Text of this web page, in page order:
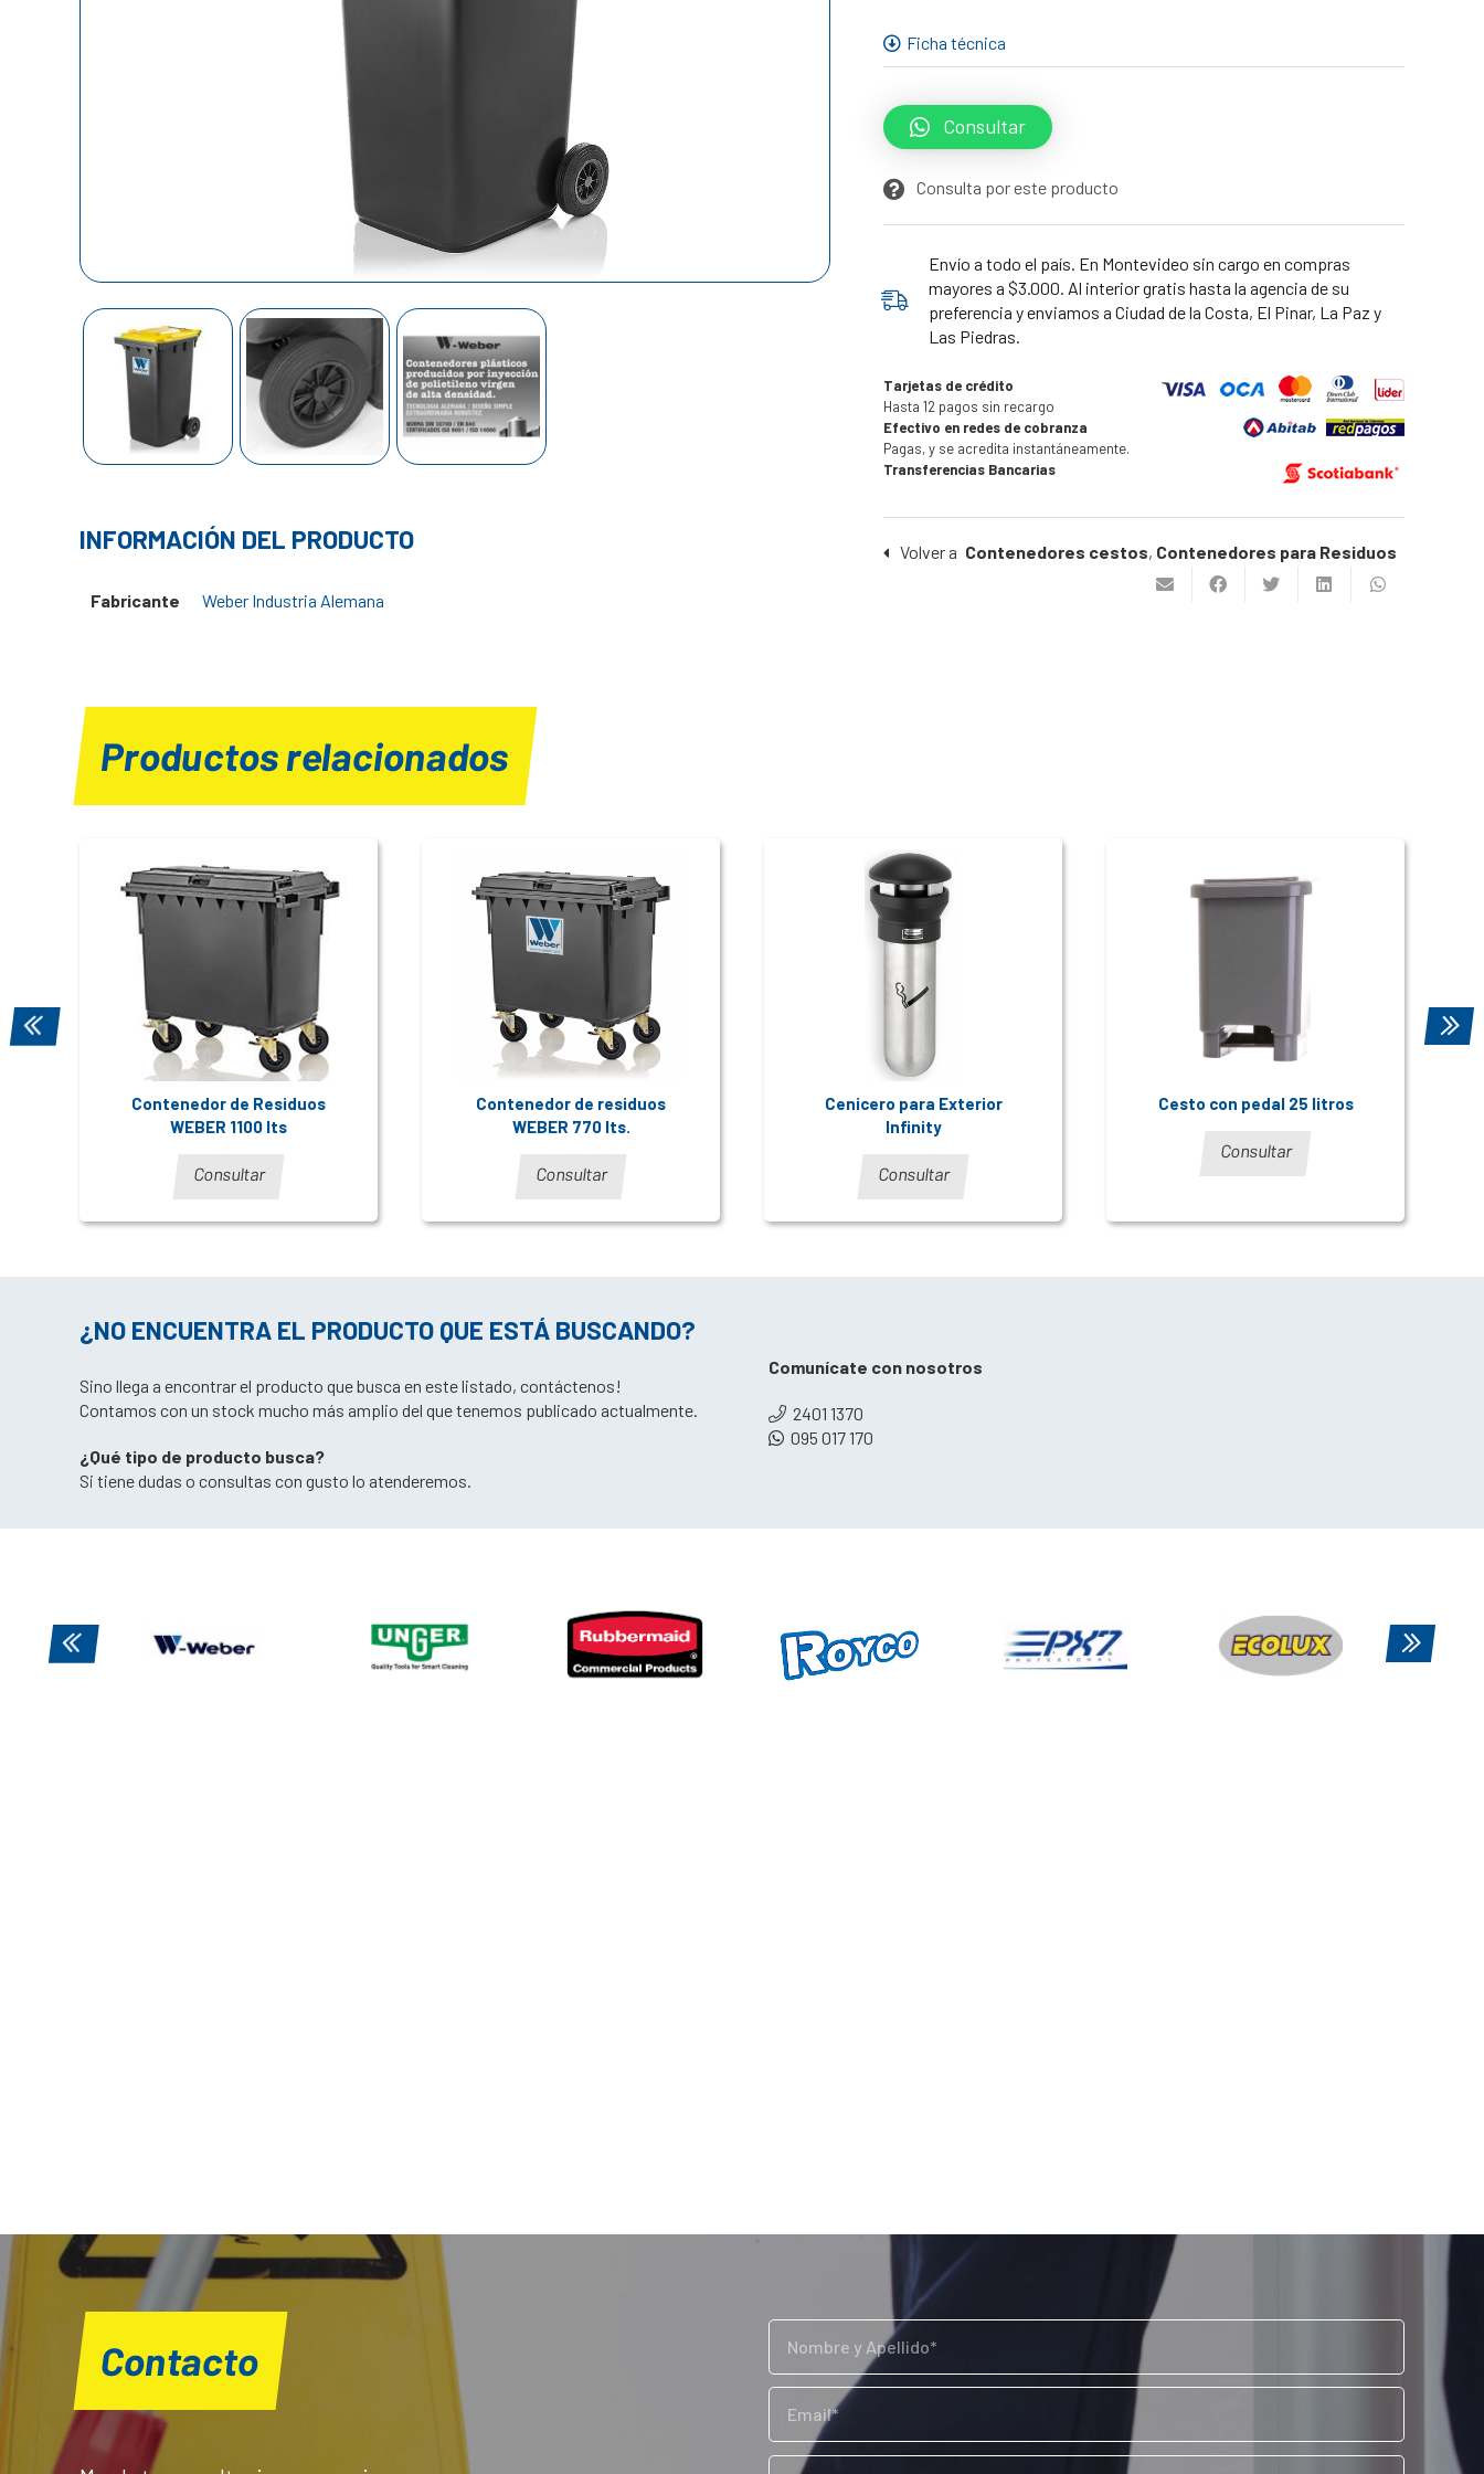
INFORMACIÓN DEL PRODUCTO
Fabricante Weber Industria Alemana
Ficha técnica
Consultar
Consulta por este producto
Envío a todo el país. En Montevideo sin cargo en compras
mayores a $3.000. Al interior gratis hasta la agencia de su
preferencia y enviamos a Ciudad de la Costa, El Pinar, La Paz y
Las Piedras.
Tarjetas de crédito
Hasta 12 pagos sin recargo
Efectivo en redes de cobranza
Pagas, y se acredita instantáneamente.
Transferencias Bancarias
Volver a Contenedores cestos, Contenedores para Residuos
Productos relacionados
Contenedor de Residuos
WEBER 1100 lts
Consultar
Contenedor de residuos
WEBER 770 lts.
Consultar
Cenicero para Exterior
Infinity
Consultar
Cesto con pedal 25 litros
Consultar
¿NO ENCUENTRA EL PRODUCTO QUE ESTÁ BUSCANDO?
Sino llega a encontrar el producto que busca en este listado, contáctenos!
Contamos con un stock mucho más amplio del que tenemos publicado actualmente.
¿Qué tipo de producto busca?
Si tiene dudas o consultas con gusto lo atenderemos.
Comunícate con nosotros
2401 1370
095 017 170
Contacto